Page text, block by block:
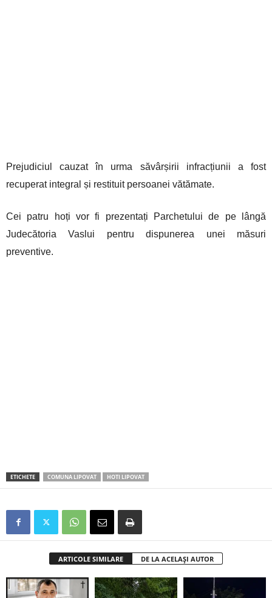
Prejudiciul cauzat în urma săvârșirii infracțiunii a fost
recuperat integral și restituit persoanei vătămate.
Cei patru hoți vor fi prezentați Parchetului de pe lângă
Judecătoria Vaslui pentru dispunerea unei măsuri
preventive.
ETICHETE COMUNA LIPOVAT HOTI LIPOVAT
ARTICOLE SIMILARE DE LA ACELAȘI AUTOR